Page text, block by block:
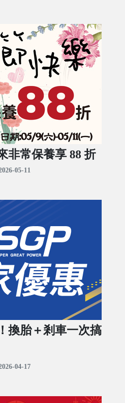
非常保養享 88 折
05-11
換胎＋剎車一次搞
04-17